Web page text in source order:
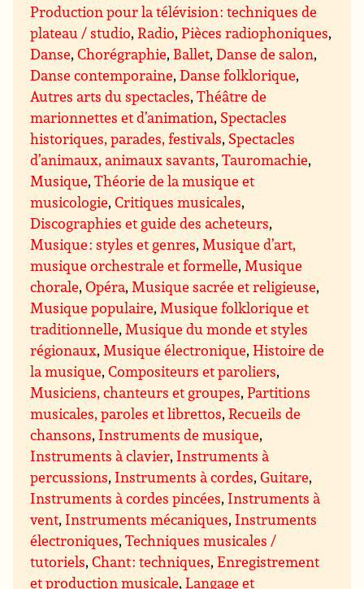
Production pour la télévision : techniques de
plateau / studio,Radio,Pièces radiophoniques,
Danse,Chorégraphie, Ballet,Danse de salon,
Danse contemporaine,Danse folklorique,
Autres arts du spectacles,Théâtre de
marionnettes et d’animation, Spectacles
historiques, parades, festivals, Spectacles
d’animaux, animaux savants,Tauromachie,
Musique,Théorie de la musique et
musicologie,Critiques musicales,
Discographies et guide des acheteurs,
Musique : styles et genres,Musique d’art,
musique orchestrale et formelle,Musique
chorale,Opéra,Musique sacrée et religieuse,
Musique populaire,Musique folklorique et
traditionnelle,Musique du monde et styles
régionaux,Musique électronique,Histoire de
la musique,Compositeurs et paroliers,
Musiciens, chanteurs et groupes,Partitions
musicales, paroles et librettos,Recueils de
chansons, Instruments de musique,
Instruments à clavier, Instruments à
percussions, Instruments à cordes,Guitare,
Instruments à cordes pincées, Instruments à
vent, Instruments mécaniques, Instruments
électroniques,Techniques musicales /
tutoriels,Chant : techniques,Enregistrement
et production musicale,Langage et